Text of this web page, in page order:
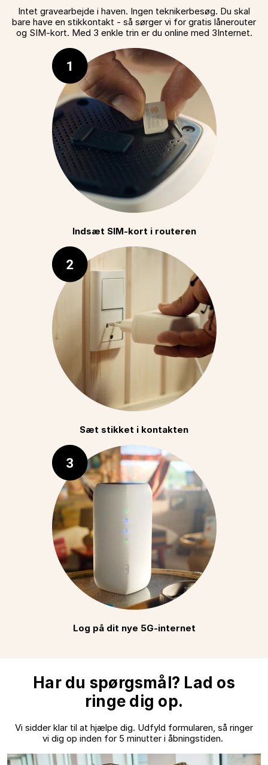
Intet gravearbejde i haven. Ingen teknikerbesøg. Du skal
bare have en stikkontakt - så sørger vi for gratis lånerouter
og SIM-kort. Med 3 enkle trin er du online med 3Internet.
Indsæt SIM-kort i routeren
Sæt stikket i kontakten
Log på dit nye 5G-internet
Har du spørgsmål? Lad os
ringe dig op.
Vi sidder klar til at hjælpe dig. Udfyld formularen, så ringer
vi dig op inden for 5 minutter i åbningstiden.